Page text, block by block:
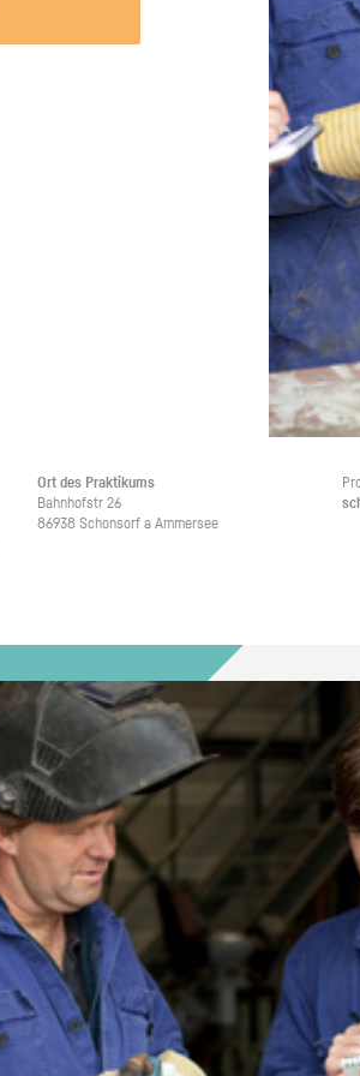
Unternehmen lohnt, wie man sich
vorbereitet und wie ein Vorab-Anruf
Ort des Prak­ti­kums
Bahn­hof­str 26
86938 Schon­sorf a Am­mer­see